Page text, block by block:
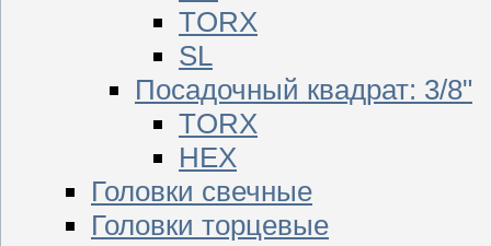
TORX
SL
Посадочный квадрат: 3/8"
TORX
HEX
Головки свечные
Головки торцевые